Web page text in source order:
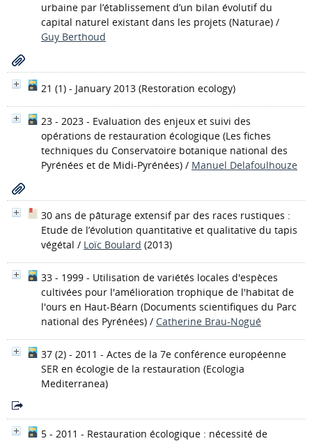
urbaine par l’établissement d’un bilan évolutif du
capital naturel existant dans les projets (Naturae) /
Guy Berthoud
21 (1) - January 2013 (Restoration ecology)
23 - 2023 - Evaluation des enjeux et suivi des
opérations de restauration écologique (Les fiches
techniques du Conservatoire botanique national des
Pyrénées et de Midi-Pyrénées) / Manuel Delafoulhouze
30 ans de pâturage extensif par des races rustiques :
Etude de l’évolution quantitative et qualitative du tapis
végétal / Loïc Boulard (2013)
33 - 1999 - Utilisation de variétés locales d'espèces
cultivées pour l'amélioration trophique de l'habitat de
l'ours en Haut-Béarn (Documents scientifiques du Parc
national des Pyrénées) / Catherine Brau-Nogué
37 (2) - 2011 - Actes de la 7e conférence européenne
SER en écologie de la restauration (Ecologia
Mediterranea)
5 - 2011 - Restauration écologique : nécessité de